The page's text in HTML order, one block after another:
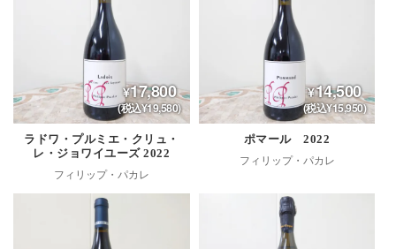
17,800
(税込¥19,580)
ラドワ・プルミエ・クリュ・
レ・ジョワイユーズ 2022
フィリップ・パカレ
14,500
(税込¥15,950)
ポマール 2022
フィリップ・パカレ